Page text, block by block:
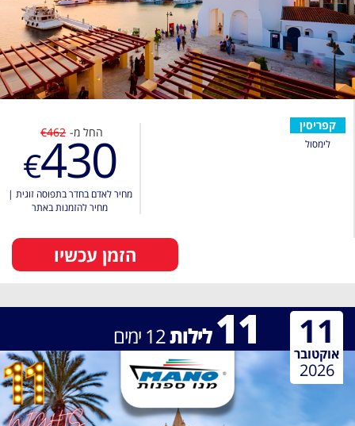
קפריסין
לימסול
החל מ- €462
€430
מחיר לאדם בחדר בתפוסה זוגית |
מחיר להזמנות באתר
הזמן עכשיו
11 לילות12 ימים 11
אוקטובר
2026